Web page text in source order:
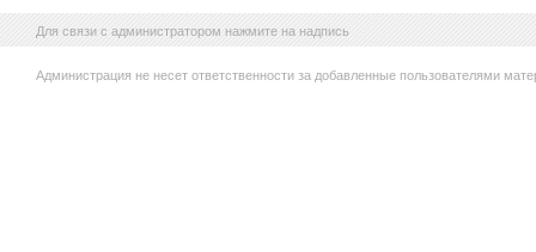
Для связи с администратором нажмите на надпись
Администрация не несет ответственности за добавленные пользователями